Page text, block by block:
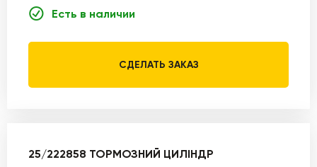
Есть в наличии
СДЕЛАТЬ ЗАКАЗ
25/222858 ТОРМОЗНИЙ ЦИЛІНДР